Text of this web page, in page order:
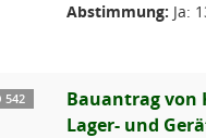
Abstimmung: Ja:
542
Bauantrag von
Lager- und